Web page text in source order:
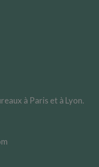
à Paris et à Lyon.